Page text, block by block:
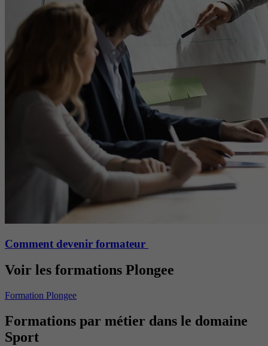
Comment devenir formateur
Voir les formations Plongee
Formation Plongee
Formations par métier dans le domaine
Sport